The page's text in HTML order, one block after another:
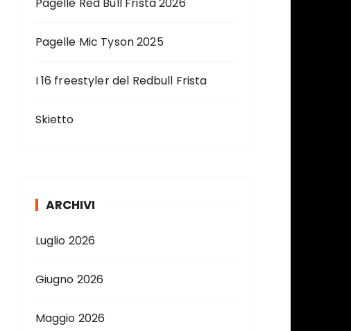
Pagelle Mic Tyson 2025
I 16 freestyler del Redbull Frista
Skietto
ARCHIVI
Luglio 2026
Giugno 2026
Maggio 2026